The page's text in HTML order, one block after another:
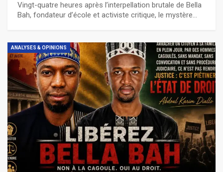
Vingt-quatre heures après l’interpellation brutale de Bella
Bah, fondateur d’école et activiste critique, le mystère…
ANALYSES & OPINIONS